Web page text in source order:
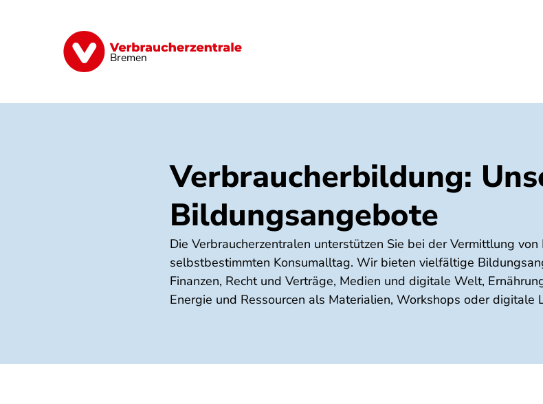
Bremen
Finanzen Digitales Lebensmittel
Verbraucherbildung:
Bildungsangebote
Die Verbraucherzentralen unterstützen Sie bei der Vermittlung
selbstbestimmten Konsumalltag. Wir bieten vielfältige
Finanzen, Recht und Verträge, Medien und digitale Welt,
Energie und Ressourcen als Materialien, Workshops oder digitale